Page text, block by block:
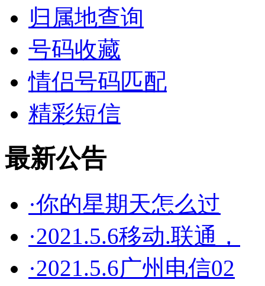
归属地查询
号码收藏
情侣号码匹配
精彩短信
最新公告
·你的星期天怎么过
·2021.5.6移动.联通，
·2021.5.6广州电信02